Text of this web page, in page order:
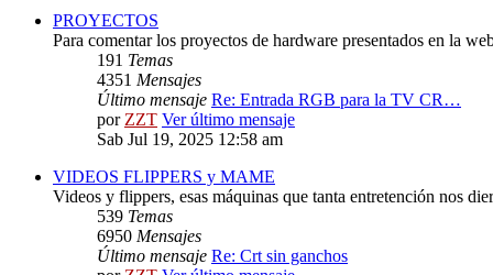
PROYECTOS
Para comentar los proyectos de hardware presentados en la
191 Temas
4351 Mensajes
Último mensaje Re: Entrada RGB para la TV CR…
porZZT Ver último mensaje
Sab Jul 19, 2025 12:58 am
VIDEOS FLIPPERS y MAME
Videos y flippers, esas máquinas que tanta entretención nos
539 Temas
6950 Mensajes
Último mensaje Re: Crt sin ganchos